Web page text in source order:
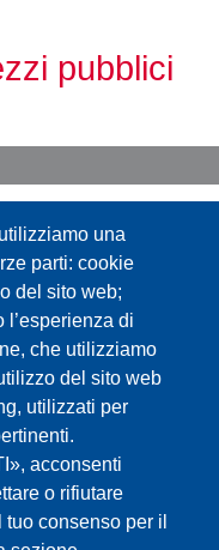
una
parti: cookie
del sito web;
di
che utilizziamo
del sito web
utilizzati per
acconsenti
o rifiutare
consenso per il
pubblici
2025 la Provincia ha
richiedere
Fix365"
a tempo indeterminato
un anno. La